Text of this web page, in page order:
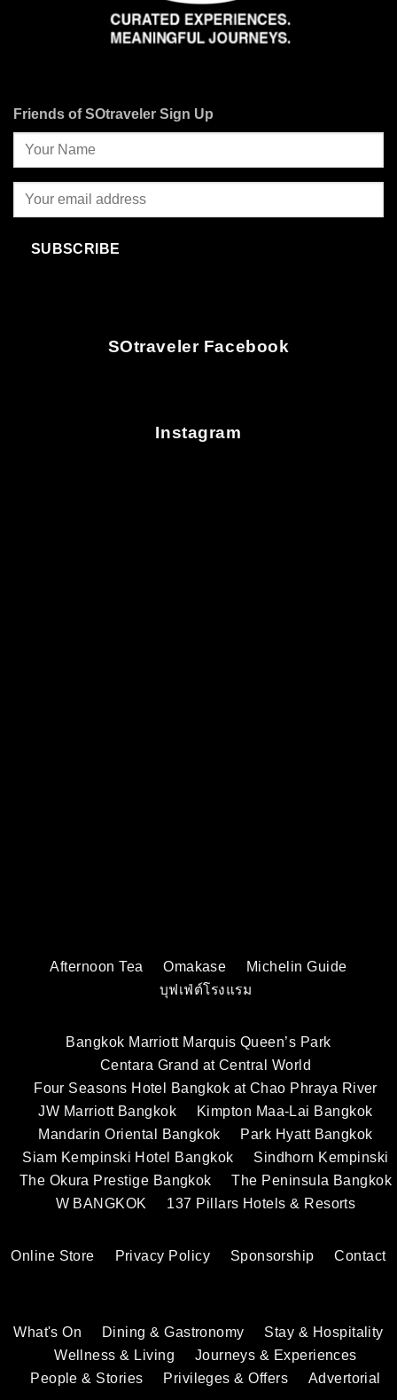
Friends of SOtraveler Sign Up
SUBSCRIBE
SOtraveler Facebook
Instagram
Afternoon Tea Omakase
Michelin Guide
บุฟเฟ่ต์โรงแรม
Bangkok Marriott Marquis Queen’s Park
Centara Grand at Central World
Four Seasons Hotel Bangkok at Chao Phraya River
JW Marriott Bangkok
Kimpton Maa-Lai Bangkok
Mandarin Oriental Bangkok
Park Hyatt Bangkok
Siam Kempinski Hotel Bangkok
Sindhorn Kempinski
The Okura Prestige Bangkok
The Peninsula Bangkok
W BANGKOK
137 Pillars Hotels & Resorts
Online Store Privacy Policy Sponsorship Contact
What's On Dining & Gastronomy
Stay & Hospitality
Wellness & Living
Journeys & Experiences
People & Stories
Privileges & Offers Advertorial